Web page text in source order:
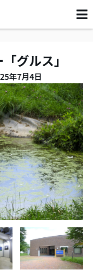
グルス」
年7月4日